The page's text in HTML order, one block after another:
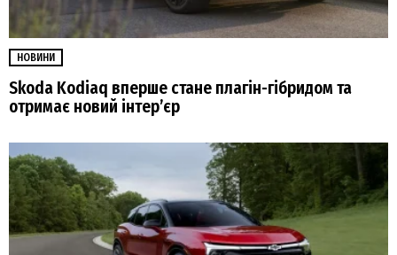
НОВИНИ
Skoda Kodiaq вперше стане плагін-гібридом та
отримає новий інтер’єр